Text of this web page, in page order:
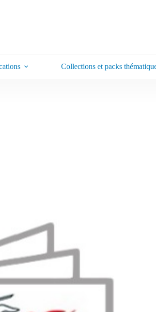
Collections et packs